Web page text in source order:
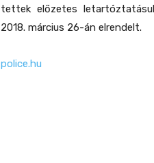
tettek előzetes
2018. március 26-án elrendelt.
police.hu